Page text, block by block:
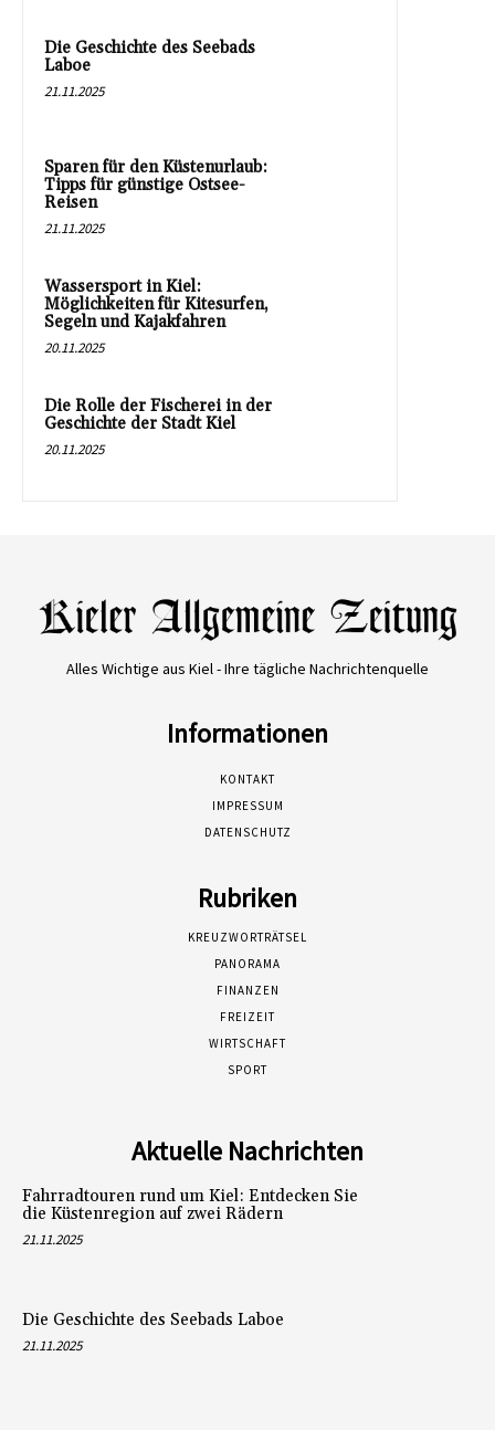
Die Geschichte des Seebads
Laboe
21.11.2025
Sparen für den Küstenurlaub:
Tipps für günstige Ostsee-
Reisen
21.11.2025
Wassersport in Kiel:
Möglichkeiten für Kitesurfen,
Segeln und Kajakfahren
20.11.2025
Die Rolle der Fischerei in der
Geschichte der Stadt Kiel
20.11.2025
Alles Wichtige aus Kiel - Ihre tägliche Nachrichtenquelle
Informationen
KONTAKT
IMPRESSUM
DATENSCHUTZ
Rubriken
KREUZWORTRÄTSEL
PANORAMA
FINANZEN
FREIZEIT
WIRTSCHAFT
SPORT
Aktuelle Nachrichten
Fahrradtouren rund um Kiel: Entdecken Sie
die Küstenregion auf zwei Rädern
21.11.2025
Die Geschichte des Seebads Laboe
21.11.2025